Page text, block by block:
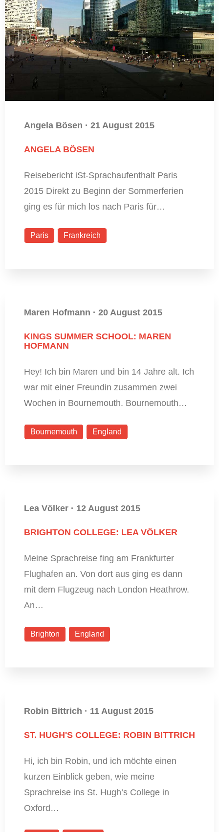
Angela Bösen · 21 August 2015
ANGELA BÖSEN
Reisebericht iSt-Sprachaufenthalt Paris
2015 Direkt zu Beginn der Sommerferien
ging es für mich los nach Paris für…
Paris Frankreich
Maren Hofmann · 20 August 2015
KINGS SUMMER SCHOOL: MAREN
HOFMANN
Hey! Ich bin Maren und bin 14 Jahre alt. Ich
war mit einer Freundin zusammen zwei
Wochen in Bournemouth. Bournemouth…
Bournemouth England
Lea Völker · 12 August 2015
BRIGHTON COLLEGE: LEA VÖLKER
Meine Sprachreise fing am Frankfurter
Flughafen an. Von dort aus ging es dann
mit dem Flugzeug nach London Heathrow.
An…
Brighton England
Robin Bittrich · 11 August 2015
ST. HUGH'S COLLEGE: ROBIN BITTRICH
Hi, ich bin Robin, und ich möchte einen
kurzen Einblick geben, wie meine
Sprachreise ins St. Hugh’s College in
Oxford…